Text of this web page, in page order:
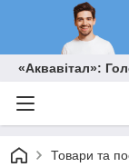
«Аквавітал»:
Товари та